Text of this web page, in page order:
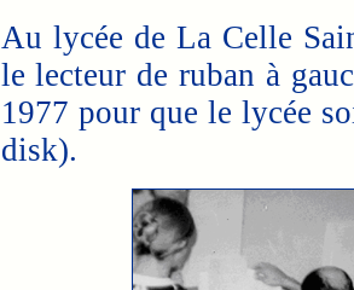
Au lycée de La Celle
le lecteur de ruban à
1977 pour que le lycée
disk).